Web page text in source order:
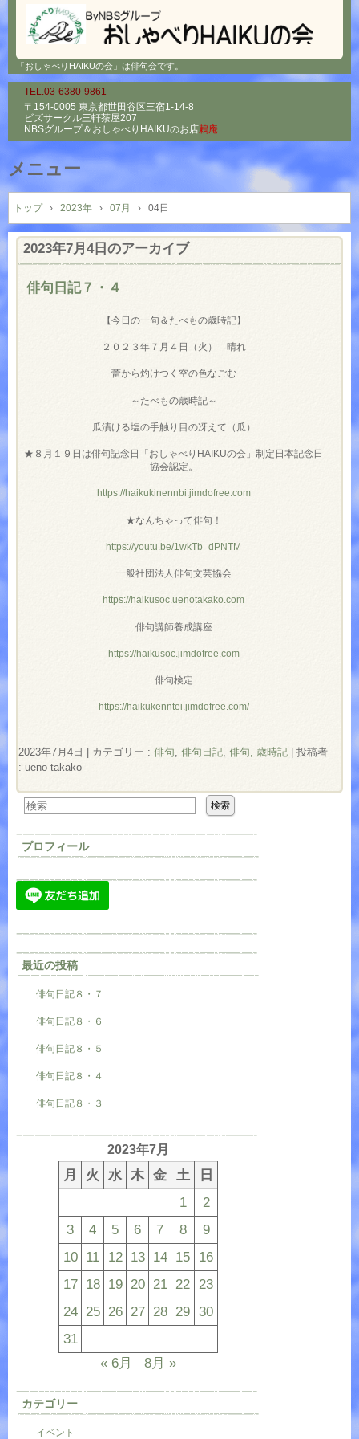
「おしゃべりHAIKUの会」は俳句会です。
TEL.03-6380-9861
〒154-0005 東京都世田谷区三宿1-14-8
ビズサークル三軒茶屋207
NBSグループ＆ おしゃべりHAIKUのお店鶫庵
メニュー
コ
ン
テ
ン
トップ › 2023年 › 07月 › 04日
2023年7月4日 のアーカイブ
俳句日記７・４
【今日の一句＆たべもの歳時記】
２０２３年７月４日（火） 晴れ
蕾から灼けつく空の色なごむ
～たべもの歳時記～
瓜漬ける塩の手触り目の冴えて（瓜）
★８月１９日は俳句記念日「おしゃべりHAIKUの会」制定日本記念日
協会認定。
https://haikukinennbi.jimdofree.com
★なんちゃって俳句！
https://youtu.be/1wkTb_dPNTM
一般社団法人俳句文芸協会
https://haikusoc.uenotakako.com
俳句講師養成講座
https://haikusoc.jimdofree.com
俳句検定
https://haikukenntei.jimdofree.com/
2023年7月4日 カテゴリー : 俳句, 俳句日記, 俳句, 歳時記
投稿者
: ueno takako
プロフィール
最近の投稿
俳句日記８・７
俳句日記８・６
俳句日記８・５
俳句日記８・４
俳句日記８・３
2023年7月
月 火 水 木 金 土
日
1
2
3
4 5 6 7 8
9
10 11 12 13 14 15 16
17 18 19 20 21 22 23
24 25 26 27 28 29 30
31
« 6月
8月 »
カテゴリー
イベント